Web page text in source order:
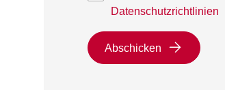
Datenschutzrichtlinien
Abschicken